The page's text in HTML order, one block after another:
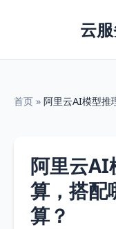
云
首页 » 阿里云AI模型推
阿里云AI
算，搭配
算？